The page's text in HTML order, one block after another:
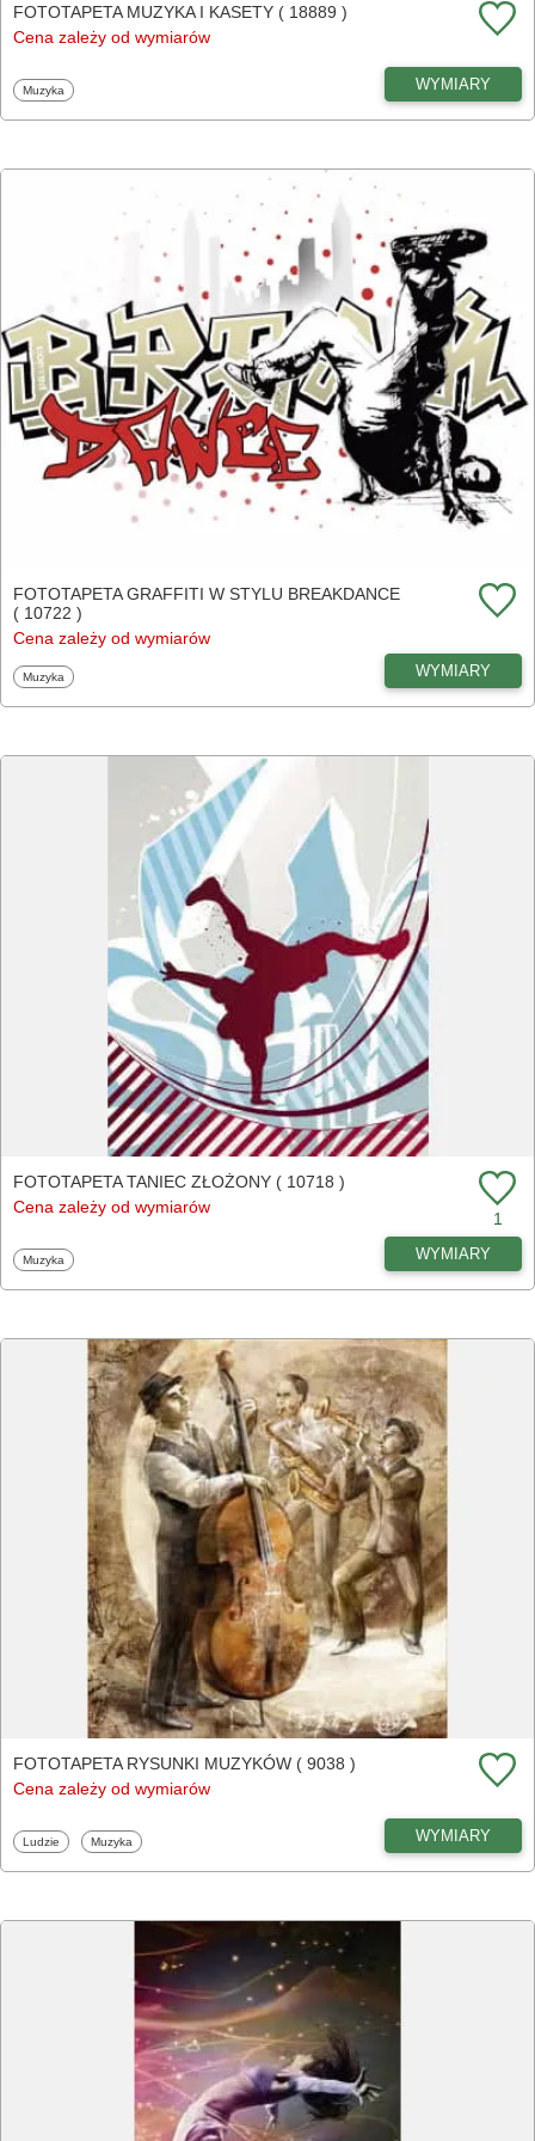
FOTOTAPETA MUZYKA I KASETY ( 18889 )
Cena zależy od wymiarów
Fototapety
Muzyka WYMIARY
FOTOTAPETA GRAFFITI W STYLU BREAKDANCE
( 10722 )
Cena zależy od wymiarów
Fototapety
Muzyka WYMIARY
FOTOTAPETA TANIEC ZŁOŻONY ( 10718 )
Cena zależy od wymiarów
1
Fototapety
Muzyka WYMIARY
FOTOTAPETA RYSUNKI MUZYKÓW ( 9038 )
Cena zależy od wymiarów
Fototapety
Ludzie Fototapety
Muzyka WYMIARY